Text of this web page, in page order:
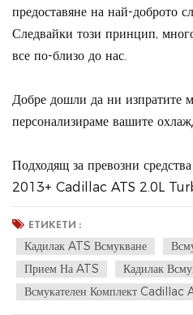
предоставяне на най-доброто
Следвайки този принцип,
все по-близо до нас.
Добре дошли да ни изпратите
персонализираме вашите
Подходящ за превозни средства
2013+ Cadillac ATS 2.0L
ЕТИКЕТИ :
Кадилак ATS Всмукване
Прием На ATS
Кадилак
Всмукателен Комплект Cadillac